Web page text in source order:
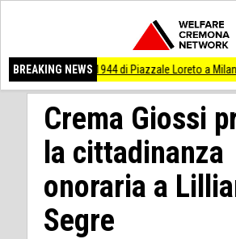
BREAKING NEWS
1944 di Piazzale Loreto a Milano
Crema Giossi
la cittadinanza
onoraria a
Segre